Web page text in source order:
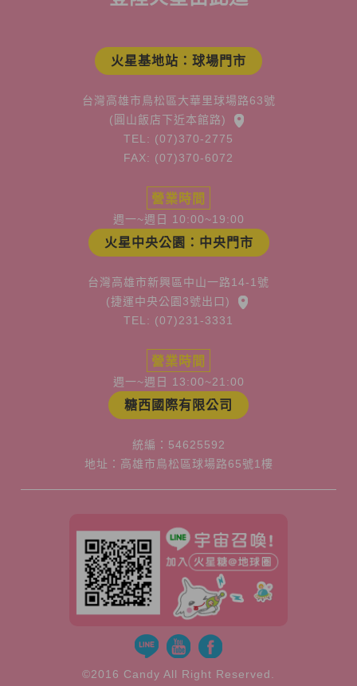
火星基地站：球場門市
台灣高雄市鳥松區大華里球場路63號
(圓山飯店下近本館路)
TEL: (07)370-2775
FAX: (07)370-6072
營業時間
週一~週日 10:00~19:00
火星中央公園：中央門市
台灣高雄市新興區中山一路14-1號
(捷運中央公園3號出口)
TEL: (07)231-3331
營業時間
週一~週日 13:00~21:00
糖西國際有限公司
統編：54625592
地址：高雄市鳥松區球場路65號1樓
©2016 Candy All Right Reserved.